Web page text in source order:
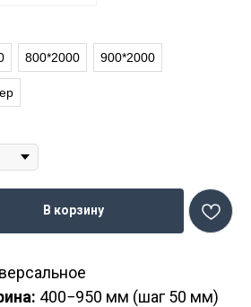
800*2000 900*2000
В корзину
400−950 мм (шаг 50 мм)